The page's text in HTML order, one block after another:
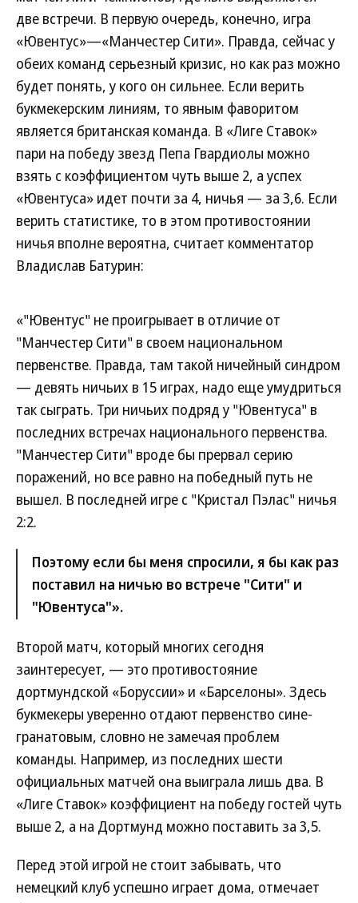
две встречи. В первую очередь, конечно, игра
«Ювентус»—«Манчестер Сити». Правда, сейчас у
обеих команд серьезный кризис, но как раз можно
будет понять, у кого он сильнее. Если верить
букмекерским линиям, то явным фаворитом
является британская команда. В «Лиге Ставок»
пари на победу звезд Пепа Гвардиолы можно
взять с коэффициентом чуть выше 2, а успех
«Ювентуса» идет почти за 4, ничья — за 3,6. Если
верить статистике, то в этом противостоянии
ничья вполне вероятна, считает комментатор
Владислав Батурин:
«"Ювентус" не проигрывает в отличие от
"Манчестер Сити" в своем национальном
первенстве. Правда, там такой ничейный синдром
— девять ничьих в 15 играх, надо еще умудриться
так сыграть. Три ничьих подряд у "Ювентуса" в
последних встречах национального первенства.
"Манчестер Сити" вроде бы прервал серию
поражений, но все равно на победный путь не
вышел. В последней игре с "Кристал Пэлас" ничья
2:2.
Поэтому если бы меня спросили, я бы как раз
поставил на ничью во встрече "Сити" и
"Ювентуса"».
Второй матч, который многих сегодня
заинтересует, — это противостояние
дортмундской «Боруссии» и «Барселоны». Здесь
букмекеры уверенно отдают первенство сине-
гранатовым, словно не замечая проблем
команды. Например, из последних шести
официальных матчей она выиграла лишь два. В
«Лиге Ставок» коэффициент на победу гостей чуть
выше 2, а на Дортмунд можно поставить за 3,5.
Перед этой игрой не стоит забывать, что
немецкий клуб успешно играет дома, отмечает